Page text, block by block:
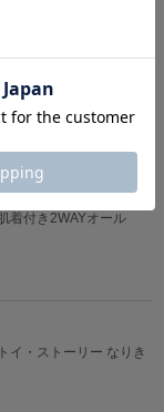
しりキャラクターロン
着付き2WAYオール
イ・ストーリー なりき